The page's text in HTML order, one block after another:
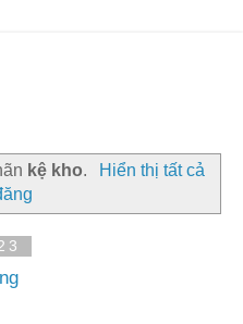
kệ kho.
Hiển thị tất cả